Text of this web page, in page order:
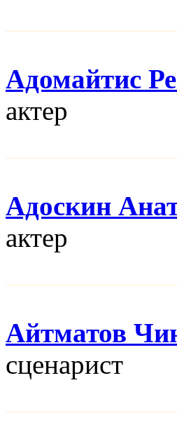
Адомайтис
актер
Адоскин
актер
Айтматов
сценарист